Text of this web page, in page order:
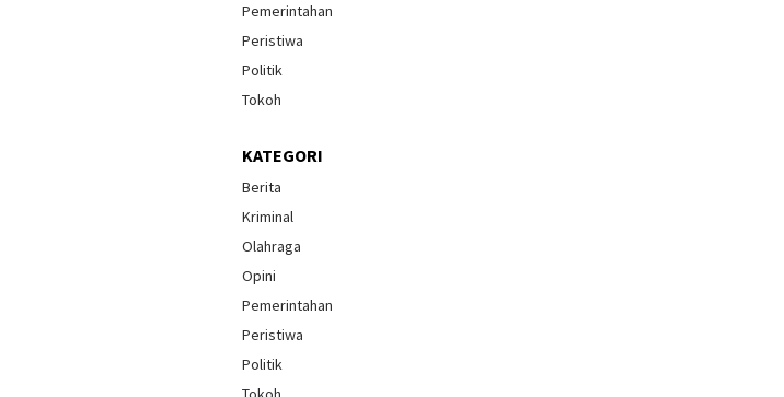
Pemerintahan
Peristiwa
Politik
Tokoh
KATEGORI
Berita
Kriminal
Olahraga
Opini
Pemerintahan
Peristiwa
Politik